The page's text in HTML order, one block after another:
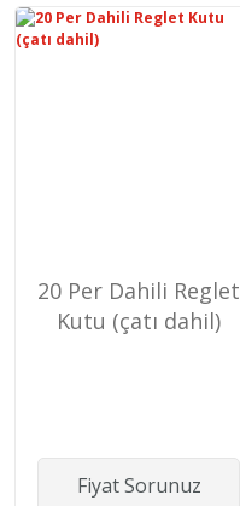
20 Per Dahili Reglet
Kutu (çatı dahil)
Fiyat Sorunuz